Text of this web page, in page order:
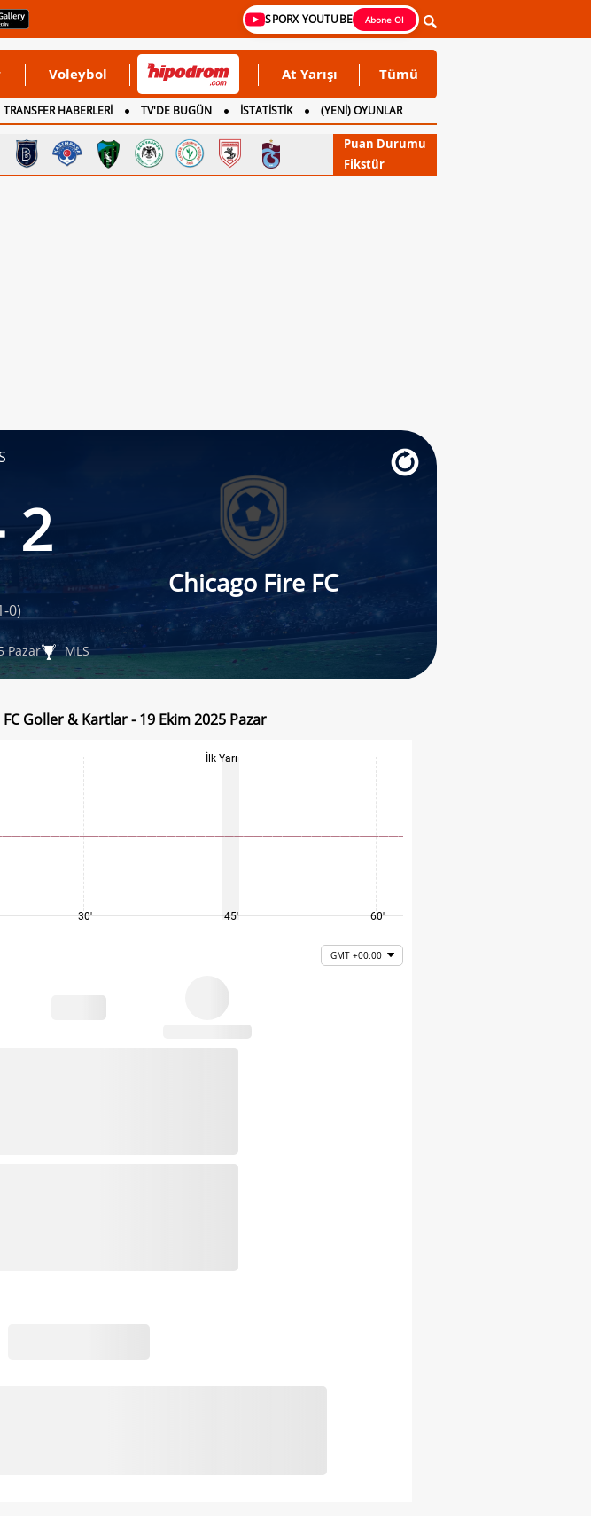
SPORX YOUTUBE Abone Ol
Voleybol At Yarışı Tümü
TRANSFER HABERLERİ TV'DE BUGÜN İSTATİSTİK
(YENİ) OYUNLAR
Puan Durumu
Fikstür
2
Chicago Fire FC
0)
Pazar MLS
Goller & Kartlar - 19 Ekim 2025 Pazar
30'
İlk Yarı
45' 60'
GMT +00:00